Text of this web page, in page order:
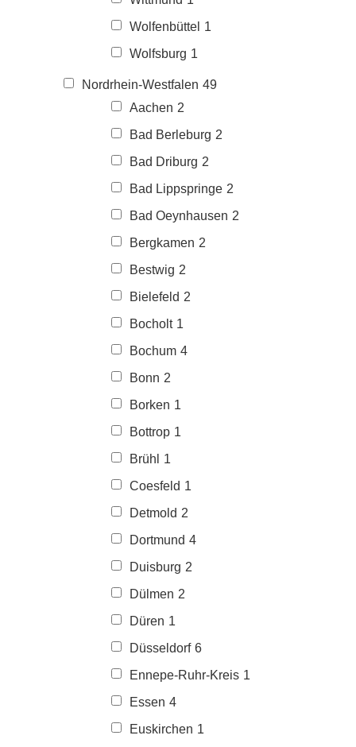
Wolfenbüttel 1
Wolfsburg 1
Nordrhein-Westfalen 49
Aachen 2
Bad Berleburg 2
Bad Driburg 2
Bad Lippspringe 2
Bad Oeynhausen 2
Bergkamen 2
Bestwig 2
Bielefeld 2
Bocholt 1
Bochum 4
Bonn 2
Borken 1
Bottrop 1
Brühl
1
Coesfeld 1
Detmold 2
Dortmund 4
Duisburg 2
Dülmen 2
Düren 1
Düsseldorf 6
Ennepe-Ruhr-Kreis 1
Essen 4
Euskirchen 1